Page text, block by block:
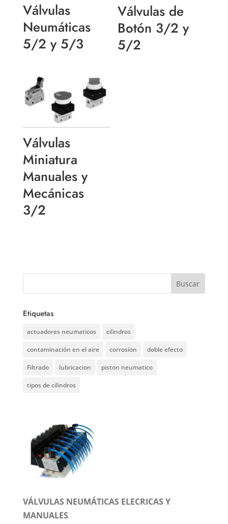
Válvulas
Neumáticas
5/2 y 5/3
Válvulas de
Botón 3/2 y
5/2
Válvulas
Miniatura
Manuales y
Mecánicas
3/2
Etiquetas
actuadores neumaticos cilindros
contaminación en el aire corrosíon doble efecto
Filtrado lubricacion piston neumatico
tipos de cilindros
VÁLVULAS NEUMÁTICAS ELECRICAS Y
MANUALES